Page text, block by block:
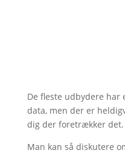
De fleste udbydere har
data, men der er
dig der foretrækker det.
Man kan så diskutere